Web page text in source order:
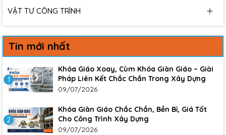
VẬT TƯ CÔNG TRÌNH
Tin mới nhất
1
Khóa Giáo Xoay, Cùm Khóa Giàn Giáo – Giải
Pháp Liên Kết Chắc Chắn Trong Xây Dựng
09/07/2026
2
Khóa Giàn Giáo Chắc Chắn, Bền Bỉ, Giá Tốt
Cho Công Trình Xây Dựng
09/07/2026